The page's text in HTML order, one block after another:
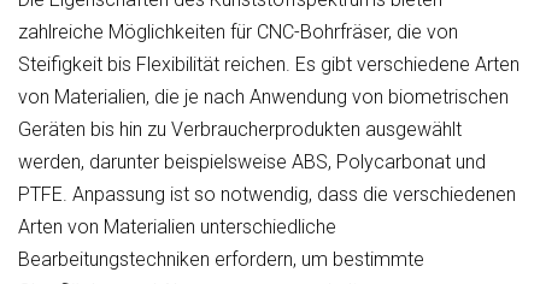
zahlreiche Möglichkeiten für CNC-Bohrfräser, die von
Steifigkeit bis Flexibilität reichen. Es gibt verschiedene Arten
von Materialien, die je nach Anwendung von biometrischen
Geräten bis hin zu Verbraucherprodukten ausgewählt
werden, darunter beispielsweise ABS, Polycarbonat und
PTFE. Anpassung ist so notwendig, dass die verschiedenen
Arten von Materialien unterschiedliche
Bearbeitungstechniken erfordern, um bestimmte